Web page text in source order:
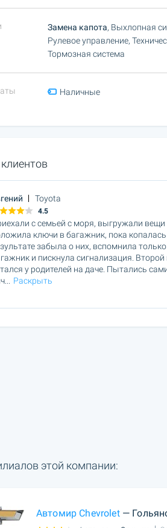
Замена капота, Выхлопная
Рулевое управление,
Тормозная система
Наличные
Toyota
4.5
с семьей с моря, выгружали
ключи в багажник, пока
забыла о них, вспомнила
и пискнула сигнализация.
у родителей на даче. Пытались
Раскрыть
этой компании:
Автомир Chevrolet—